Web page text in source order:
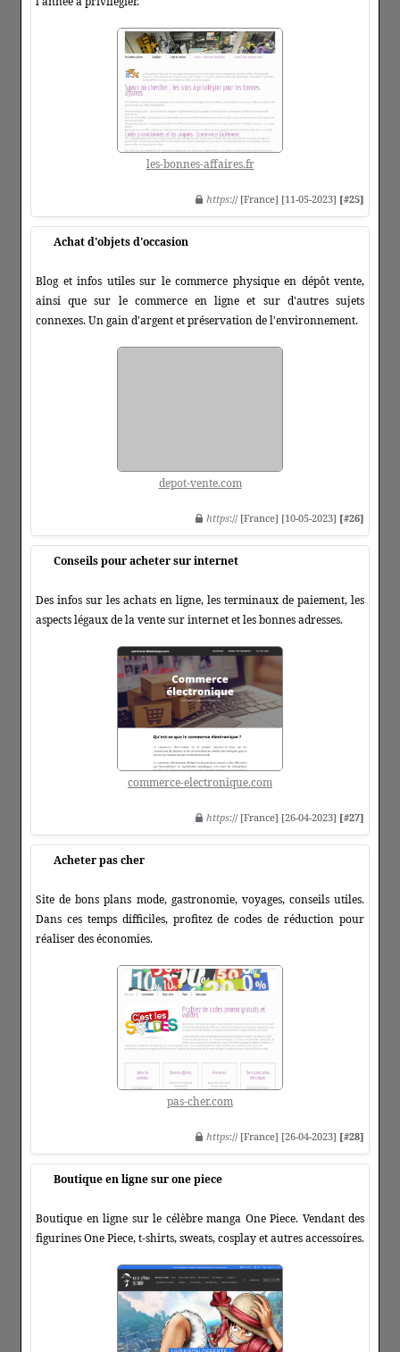
les-bonnes-affaires.fr
https:// [France] [11-05-2023] [#25]
Achat d'objets d'occasion
Blog et infos utiles sur le commerce physique en dépôt vente,
ainsi que sur le commerce en ligne et sur d'autres sujets
connexes. Un gain d'argent et préservation de l'environnement.
depot-vente.com
https:// [France] [10-05-2023] [#26]
Conseils pour acheter sur internet
Des infos sur les achats en ligne, les terminaux de paiement, les
aspects légaux de la vente sur internet et les bonnes adresses.
commerce-electronique.com
https:// [France] [26-04-2023] [#27]
Acheter pas cher
Site de bons plans mode, gastronomie, voyages, conseils utiles.
Dans ces temps difficiles, profitez de codes de réduction pour
réaliser des économies.
pas-cher.com
https:// [France] [26-04-2023] [#28]
Boutique en ligne sur one piece
Boutique en ligne sur le célèbre manga One Piece. Vendant des
figurines One Piece, t-shirts, sweats, cosplay et autres accessoires.